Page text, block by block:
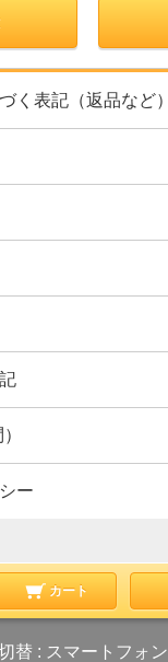
く表記（返品など）
ー
カート
替 : スマートフォン